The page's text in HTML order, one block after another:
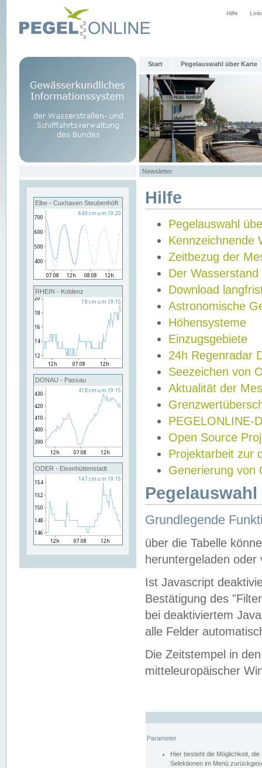
Hilfe
Start Pegelauswahl über Karte
Newsletter
Elbe - Cuxhaven Steubenhöft
RHEIN - Koblenz
DONAU - Passau
ODER - Eisenhüttenstadt
Hilfe
Pegelauswahl
Kennzeichnende
Zeitbezug der
Der Wasserstand
Download
Astronomische
Höhensysteme
Einzugsgebiete
24h Regenradar
Seezeichen von
Aktualität der
PEGELONLINE-
Open Source
Projektarbeit zur
Generierung von
Grundlegende
über die Tabelle
heruntergeladen oder
Ist Javascript
Bestätigung des
bei deaktiviertem
alle Felder
Die Zeitstempel in
mitteleuropäischer
Parameter
Hier besteht die Möglichkeit,
Selektionen im Menü